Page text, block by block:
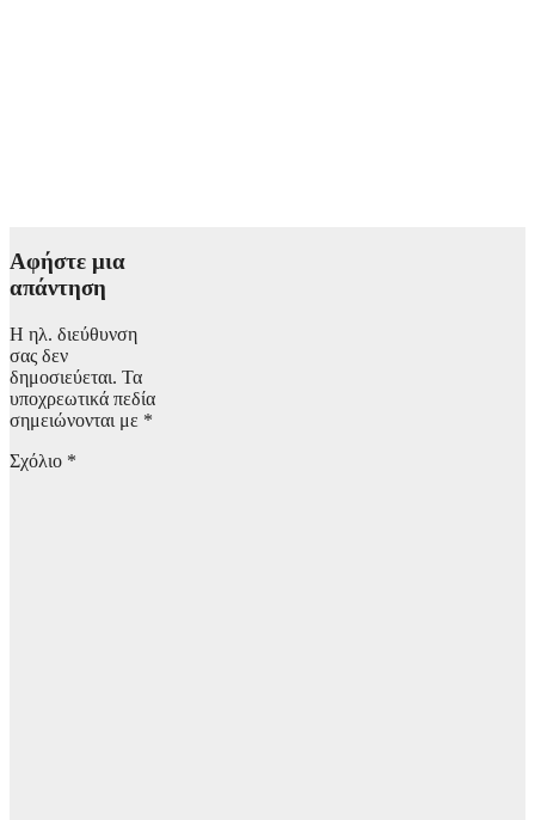
Αφήστε μια
απάντηση
Η ηλ. διεύθυνση
σας δεν
δημοσιεύεται. Τα
υποχρεωτικά πεδία
σημειώνονται με *
Σχόλιο *